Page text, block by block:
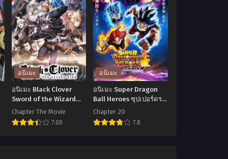
อนิเมะ
อนิเมะ Black Clover
Sword of the Wizard
King แบล็คโคลเวอร์ ดาบ
แห่งจักรพรรดิเวทมนตร์
เดอะมูฟวี่ พากย์ไทย+ซับ
Chapter The Movie
7.00
อนิเมะ
อนิเมะ Super Dragon
Ball Heroes ซุปเปอร์ดรา
ก้อนบอลฮีโร่ ตอนที่1-20
ซับไทย
Chapter 20
7.8